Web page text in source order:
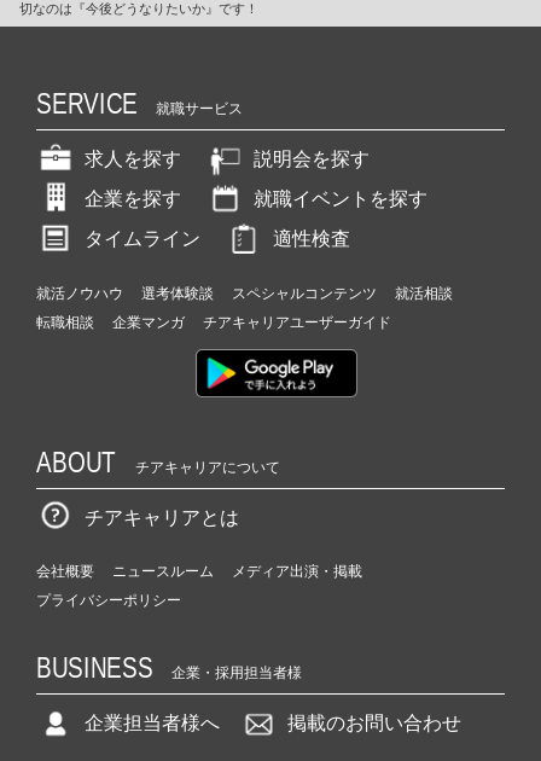
切なのは『今後どうなりたいか』です！
SERVICE 就職サービス
求人を探す
説明会を探す
企業を探す
就職イベントを探す
タイムライン
適性検査
就活ノウハウ 選考体験談 スペシャルコンテンツ
就活相談
転職相談
企業マンガ チアキャリアユーザーガイド
ABOUT チアキャリアについて
チアキャリアとは
会社概要 ニュースルーム
メディア出演・掲載
プライバシーポリシー
BUSINESS 企業・採用担当者様
企業担当者様へ 掲載のお問い合わせ